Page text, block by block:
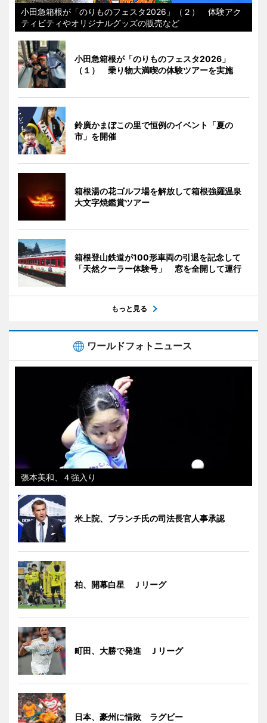
小田急箱根が「のりものフェスタ2026」（２） 体験アク
ティビティやオリジナルグッズの販売など
小田急箱根が「のりものフェスタ2026」
（１） 乗り物大満喫の体験ツアーを実施
鈴廣かまぼこの里で恒例のイベント「夏の
市」を開催
箱根湯の花ゴルフ場を解放して箱根強羅温泉
大文字焼鑑賞ツアー
箱根登山鉄道が100形車両の引退を記念して
「天然クーラー体験号」 窓を全開して運行
もっと見る
ワールドフォトニュース
張本美和、４強入り
米上院、ブランチ氏の司法長官人事承認
柏、開幕白星 Ｊリーグ
町田、大勝で発進 Ｊリーグ
日本、豪州に惜敗 ラグビー